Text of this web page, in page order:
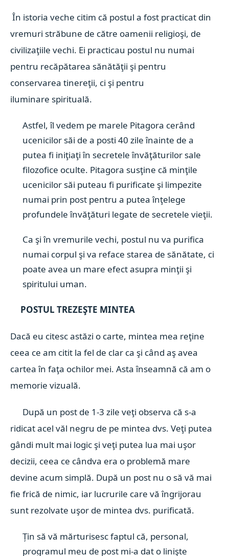
În istoria veche citim că postul a fost practicat din
vremuri străbune de către oamenii religioşi, de
civilizaţiile vechi. Ei practicau postul nu numai
pentru recăpătarea sănătăţii şi pentru
conservarea tinereţii, ci şi pentru
iluminare spirituală.
Astfel, îl vedem pe marele Pitagora cerând
ucenicilor săi de a posti 40 zile înainte de a
putea fi iniţiaţi în secretele învăţăturilor sale
filozofice oculte. Pitagora susţine că minţile
ucenicilor săi puteau fi purificate şi limpezite
numai prin post pentru a putea înţelege
profundele învăţături legate de secretele vieţii.
Ca şi în vremurile vechi, postul nu va purifica
numai corpul şi va reface starea de sănătate, ci
poate avea un mare efect asupra minţii şi
spiritului uman.
POSTUL TREZEŞTE MINTEA
Dacă eu citesc astăzi o carte, mintea mea reţine
ceea ce am citit la fel de clar ca şi când aş avea
cartea în faţa ochilor mei. Asta înseamnă că am o
memorie vizuală.
După un post de 1-3 zile veţi observa că s-a
ridicat acel văl negru de pe mintea dvs. Veţi putea
gândi mult mai logic şi veţi putea lua mai uşor
decizii, ceea ce cândva era o problemă mare
devine acum simplă. După un post nu o să vă mai
fie frică de nimic, iar lucrurile care vă îngrijorau
sunt rezolvate uşor de mintea dvs. purificată.
Țin să vă mărturisesc faptul că, personal,
programul meu de post mi-a dat o linişte